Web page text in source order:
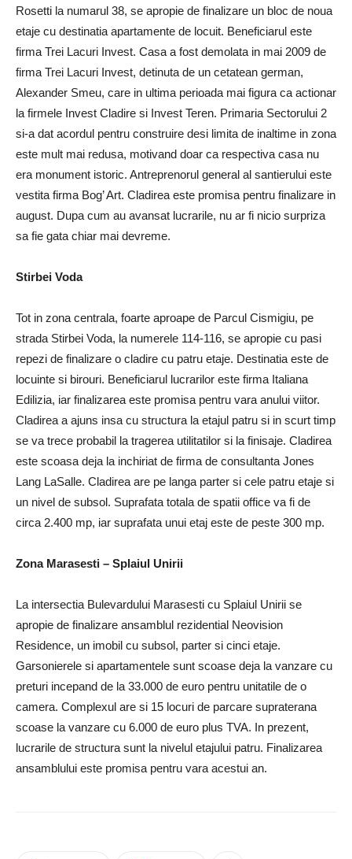
Rosetti la numarul 38, se apropie de finalizare un bloc de noua
etaje cu destinatia apartamente de locuit. Beneficiarul este
firma Trei Lacuri Invest. Casa a fost demolata in mai 2009 de
firma Trei Lacuri Invest, detinuta de un cetatean german,
Alexander Smeu, care in ultima perioada mai figura ca actionar
la firmele Invest Cladire si Invest Teren. Primaria Sectorului 2
si-a dat acordul pentru construire desi limita de inaltime in zona
este mult mai redusa, motivand doar ca respectiva casa nu
era monument istoric. Antreprenorul general al santierului este
vestita firma Bog’ Art. Cladirea este promisa pentru finalizare in
august. Dupa cum au avansat lucrarile, nu ar fi nicio surpriza
sa fie gata chiar mai devreme.
Stirbei Voda
Tot in zona centrala, foarte aproape de Parcul Cismigiu, pe
strada Stirbei Voda, la numerele 114-116, se apropie cu pasi
repezi de finalizare o cladire cu patru etaje. Destinatia este de
locuinte si birouri. Beneficiarul lucrarilor este firma Italiana
Edilizia, iar finalizarea este promisa pentru vara anului viitor.
Cladirea a ajuns insa cu structura la etajul patru si in scurt timp
se va trece probabil la tragerea utilitatilor si la finisaje. Cladirea
este scoasa deja la inchiriat de firma de consultanta Jones
Lang LaSalle. Cladirea are pe langa parter si cele patru etaje si
un nivel de subsol. Suprafata totala de spatii office va fi de
circa 2.400 mp, iar suprafata unui etaj este de peste 300 mp.
Zona Marasesti – Splaiul Unirii
La intersectia Bulevardului Marasesti cu Splaiul Unirii se
apropie de finalizare ansamblul rezidential Neovision
Residence, un imobil cu subsol, parter si cinci etaje.
Garsonierele si apartamentele sunt scoase deja la vanzare cu
preturi incepand de la 33.000 de euro pentru unitatile de o
camera. Complexul are si 15 locuri de parcare supraterana
scoase la vanzare cu 6.000 de euro plus TVA. In prezent,
lucrarile de structura sunt la nivelul etajului patru. Finalizarea
ansamblului este promisa pentru vara acestui an.